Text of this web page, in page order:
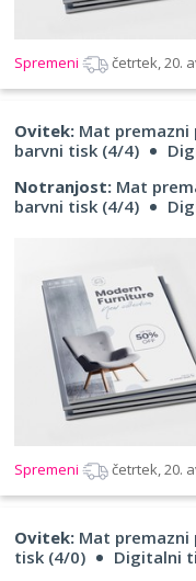
Spremeni četrtek, 20.
Ovitek: Mat premazni
barvni tisk (4/4)
Notranjost: Mat
barvni tisk (4/4)
Spremeni četrtek, 20.
Ovitek: Mat premazni
tisk (4/0)
Digitalni